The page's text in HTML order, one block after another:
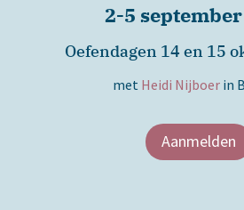
2-5
Oefendagen 14 en 15
met Heidi Nijboerin
Aanmelden